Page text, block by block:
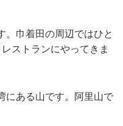
。巾着田の周辺ではひと
レストランにやってきま
にある山です。阿里山で